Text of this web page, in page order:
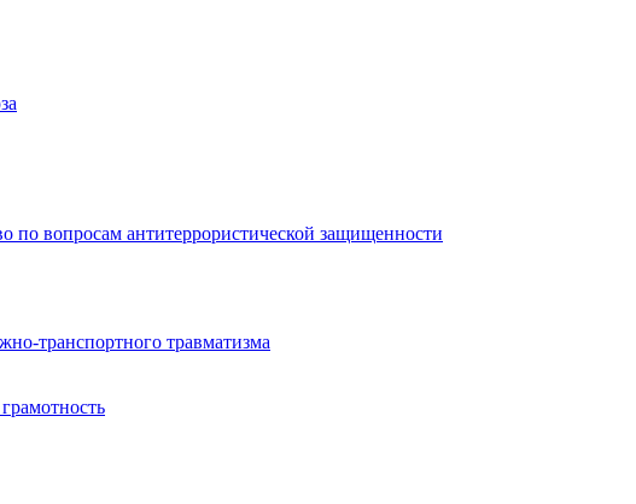
по вопросам антитеррористической защищенности
транспортного травматизма